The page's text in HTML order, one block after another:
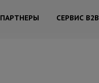
ПАРТНЕРЫ СЕРВИС B2B